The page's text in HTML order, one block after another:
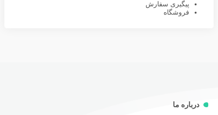
پیگیری سفارش
فروشگاه
درباره ما